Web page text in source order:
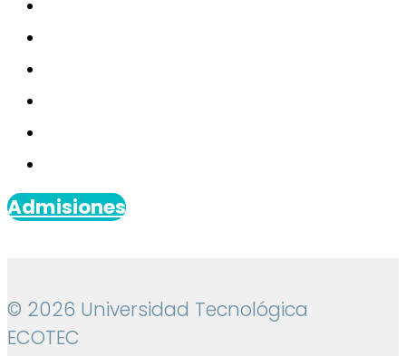
Admisiones
© 2026 Universidad Tecnológica
ECOTEC